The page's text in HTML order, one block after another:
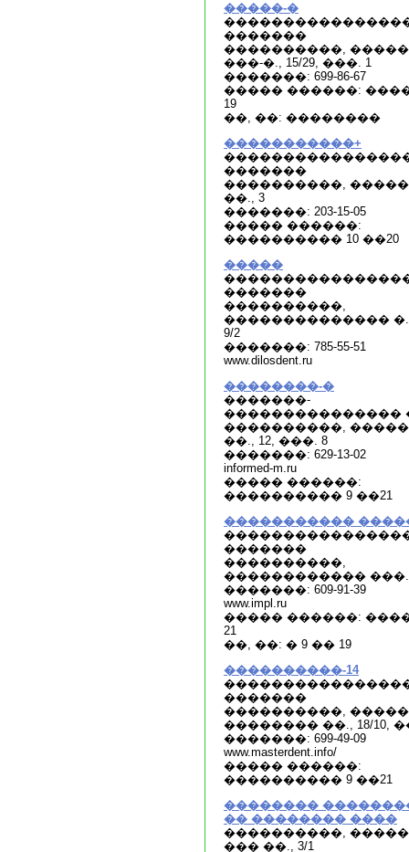
�����-�
�������
����������,
���-�., 15/29, ���. 1
�������: 699-86-67
����� ������:
19
��, ��: ��������
�����������+
�������
����������,
��., 3
�������: 203-15-05
����� ������:
���������� 10 ��20
�����
�������
����������,
�������������� �.
9/2
�������: 785-55-51
www.dilosdent.ru
��������-�
�������-
���������������
����������,
��., 12, ���. 8
�������: 629-13-02
informed-m.ru
����� ������:
���������� 9 ��21
�����������
�������
����������,
������������ ���.,
�������: 609-91-39
www.impl.ru
����� ������:
21
��, ��: � 9 �� 19
����������-14
�������
����������,
�������� ��., 18/10,
�������: 699-49-09
www.masterdent.info/
����� ������:
���������� 9 ��21
��������
�� �������� ����
����������,
��� ��., 3/1